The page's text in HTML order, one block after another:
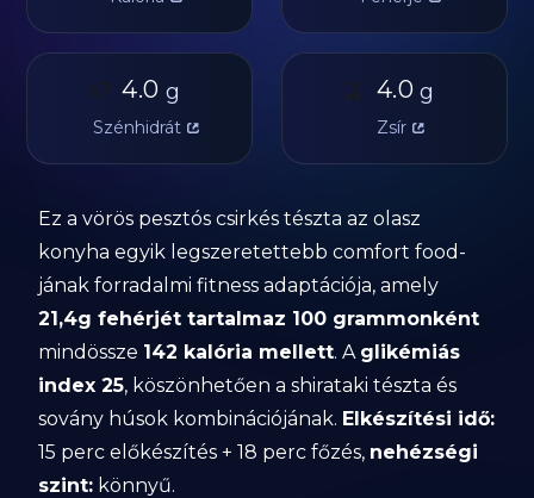
🥔 4.0 g
Szénhidrát
🫒 4.0 g
Zsír
Ez a vörös pesztós csirkés tészta az olasz
konyha egyik legszeretettebb comfort food-
jának forradalmi fitness adaptációja, amely
21,4g fehérjét tartalmaz 100 grammonként
mindössze 142 kalória mellett. A glikémiás
index 25, köszönhetően a shirataki tészta és
sovány húsok kombinációjának. Elkészítési idő:
15 perc előkészítés + 18 perc főzés, nehézségi
szint: könnyű.